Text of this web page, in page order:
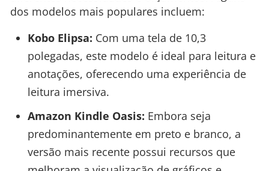
dos modelos mais populares incluem:
Kobo Elipsa: Com uma tela de 10,3
polegadas, este modelo é ideal para leitura e
anotações, oferecendo uma experiência de
leitura imersiva.
Amazon Kindle Oasis: Embora seja
predominantemente em preto e branco, a
versão mais recente possui recursos que